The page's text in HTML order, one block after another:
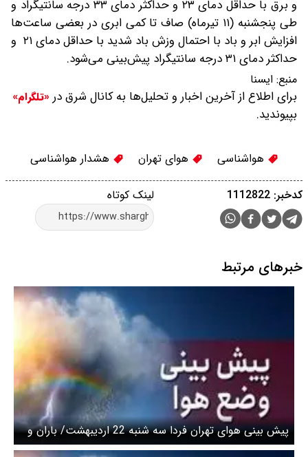
و برق با حداقل دمای ۲۳ و حداکثر دمای ۳۳ درجه سانتیگراد و
طی ‌پنجشنبه (۱۱ تیرماه) صاف تا کمی ابری در بعضی ساعت‌ها
افزایش ابر و باد با احتمال وزش باد شدید با حداقل دمای ۲۱ و
حداکثر دمای ۳۱ درجه سانتیگراد پیش‌بینی می‌شود.
منبع: ایسنا
برای اطلاع از آخرین اخبار و تحلیل‌ها به کانال شرق در «تلگرام»
بپیوندید.
هواشناسی هوای تهران هشدار هواشناسی
لینک کوتاه کدخبر: 1112822
خبرهای مرتبط
پیش بینی هوای تهران فردا سه شنبه 22 اردیبهشت/ باران و
رعد و برق از اواخر وقت سه‌شنبه